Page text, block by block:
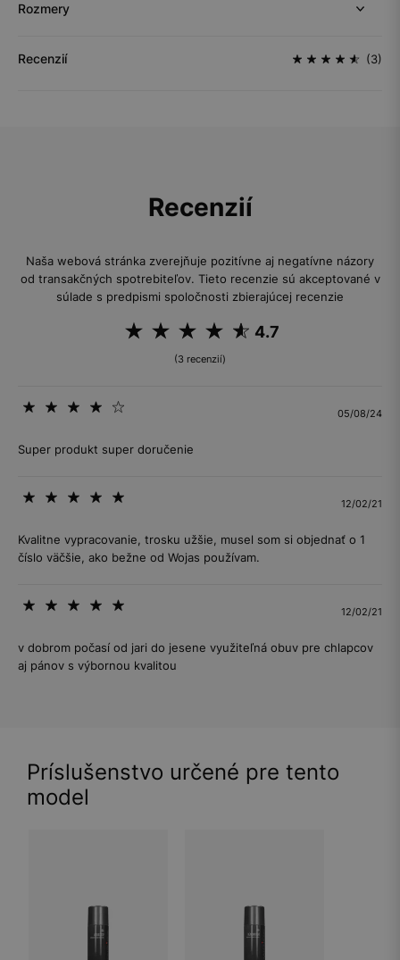
Rozmery
Recenzií (3)
Recenzií
Naša webová stránka zverejňuje pozitívne aj negatívne názory
od transakčných spotrebiteľov. Tieto recenzie sú akceptované v
súlade s predpismi spoločnosti zbierajúcej recenzie
4.7
(3 recenzií)
05/08/24
Super produkt super doručenie
12/02/21
Kvalitne vypracovanie, trosku užšie, musel som si objednať o 1
číslo väčšie, ako bežne od Wojas používam.
12/02/21
v dobrom počasí od jari do jesene využiteľná obuv pre chlapcov
aj pánov s výbornou kvalitou
Príslušenstvo určené pre tento
model